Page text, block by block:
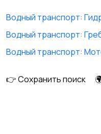
Запчасти и
аксессуары
Водный транспорт:
Водный транспорт:
Водный транспорт:
👉 Сохранить поиск